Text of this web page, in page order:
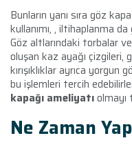
Bunların yanı sıra göz
kullanımı, , iltihaplanma
Göz altlarındaki torbalar
oluşan kaz ayağı çizgileri,
kırışıklıklar ayrıca
bu işlemleri tercih
kapağı ameliyatı
Ne Zaman